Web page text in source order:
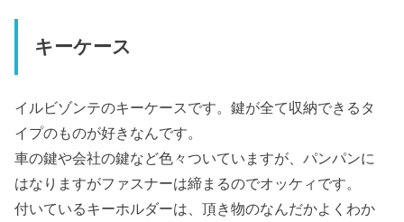
キーケース
イルビゾンテのキーケースです。鍵が全て収納できるタ
イプのものが好きなんです。
車の鍵や会社の鍵など色々ついていますが、パンパンに
はなりますがファスナーは締まるのでオッケィです。
付いているキーホルダーは、頂き物のなんだかよくわか